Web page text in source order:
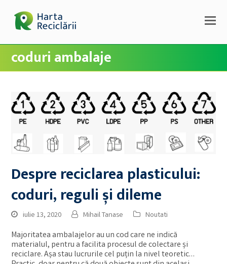
coduri ambalaje
Despre reciclarea plasticului:
coduri, reguli și dileme
iulie 13, 2020 Mihail Tanase Noutati
Majoritatea ambalajelor au un cod care ne indică
materialul, pentru a facilita procesul de colectare și
reciclare. Așa stau lucrurile cel puțin la nivel teoretic…